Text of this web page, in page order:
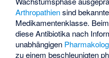
Arthropathiensind
Medikamentenklasse.
diese Antibiotika nach
unabhängigen
zu einem beschleunigten